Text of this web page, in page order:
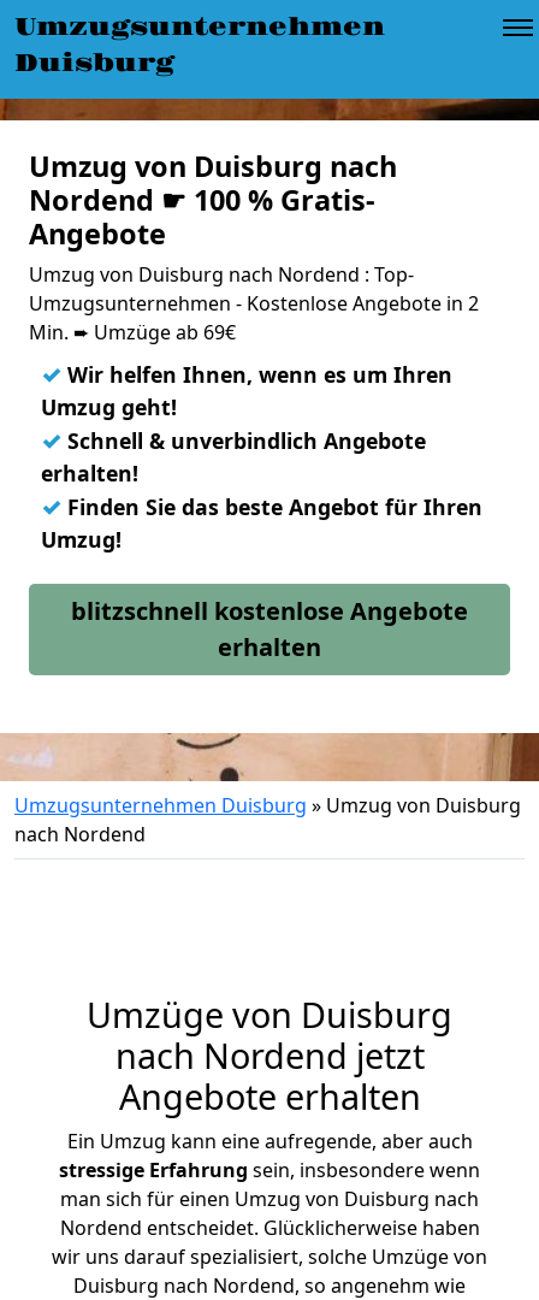
Umzugsunternehmen
Duisburg
Umzug von Duisburg nach
Nordend ☛ 100 % Gratis-
Angebote
Umzug von Duisburg nach Nordend : Top-
Umzugsunternehmen - Kostenlose Angebote in 2
Min. ➨ Umzüge ab 69€
✓ Wir helfen Ihnen, wenn es um Ihren
Umzug geht!
✓ Schnell & unverbindlich Angebote
erhalten!
✓ Finden Sie das beste Angebot für Ihren
Umzug!
blitzschnell kostenlose Angebote
erhalten
Umzugsunternehmen Duisburg » Umzug von Duisburg
nach Nordend
Umzüge von Duisburg
nach Nordend jetzt
Angebote erhalten
Ein Umzug kann eine aufregende, aber auch
stressige Erfahrung sein, insbesondere wenn
man sich für einen Umzug von Duisburg nach
Nordend entscheidet. Glücklicherweise haben
wir uns darauf spezialisiert, solche Umzüge von
Duisburg nach Nordend, so angenehm wie